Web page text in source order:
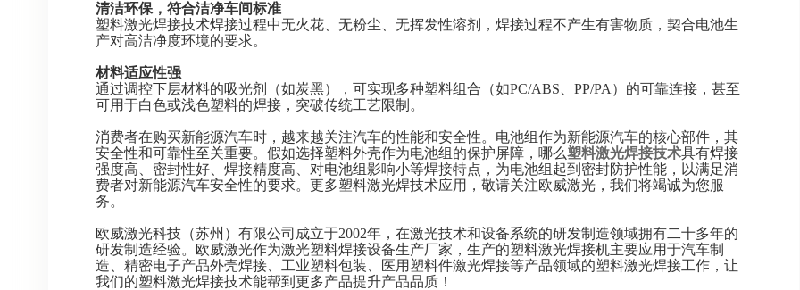
清洁环保，符合洁净车间标准
塑料激光焊接技术焊接过程中无火花、无粉尘、无挥发性溶剂，焊接过程不产生有害物质，契合电池生
产对高洁净度环境的要求。
材料适应性强
通过调控下层材料的吸光剂（如炭黑），可实现多种塑料组合（如PC/ABS、PP/PA）的可靠连接，甚至
可用于白色或浅色塑料的焊接，突破传统工艺限制。
消费者在购买新能源汽车时，越来越关注汽车的性能和安全性。电池组作为新能源汽车的核心部件，其
安全性和可靠性至关重要。假如选择塑料外壳作为电池组的保护屏障，哪么塑料激光焊接技术具有焊接
强度高、密封性好、焊接精度高、对电池组影响小等焊接特点，为电池组起到密封防护性能，以满足消
费者对新能源汽车安全性的要求。更多塑料激光焊技术应用，敬请关注欧威激光，我们将竭诚为您服
务。
欧威激光科技（苏州）有限公司成立于2002年，在激光技术和设备系统的研发制造领域拥有二十多年的
研发制造经验。欧威激光作为激光塑料焊接设备生产厂家，生产的塑料激光焊接机主要应用于汽车制
造、精密电子产品外壳焊接、工业塑料包装、医用塑料件激光焊接等产品领域的塑料激光焊接工作，让
我们的塑料激光焊接技术能帮到更多产品提升产品品质！